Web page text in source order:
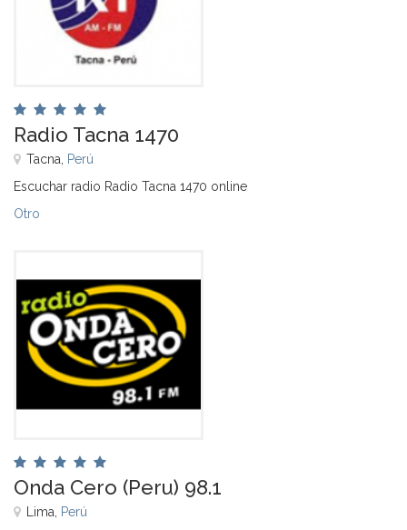
Radio Tacna 1470
Tacna, Perú
Escuchar radio Radio Tacna 1470 online
Otro
Onda Cero (Peru) 98.1
Lima, Perú